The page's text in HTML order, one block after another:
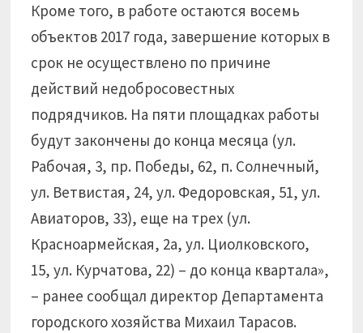
Кроме того, в работе остаются восемь
объектов 2017 года, завершение которых в
срок не осуществлено по причине
действий недобросовестных
подрядчиков. На пяти площадках работы
будут закончены до конца месяца (ул.
Рабочая, 3, пр. Победы, 62, п. Солнечный,
ул. Ветвистая, 24, ул. Федоровская, 51, ул.
Авиаторов, 33), еще на трех (ул.
Красноармейская, 2а, ул. Циолковского,
15, ул. Курчатова, 22) – до конца квартала»,
– ранее сообщал директор Департамента
городского хозяйства Михаил Тарасов.